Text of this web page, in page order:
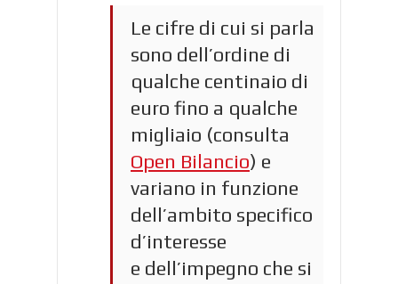
Le cifre di cui si parla
sono dell’ordine di
qualche centinaio di
euro fino a qualche
migliaio (consulta
Open Bilancio) e
variano in funzione
dell’ambito specifico
d’interesse
e dell’impegno che si